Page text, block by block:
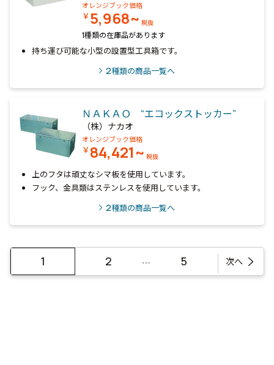
オレンジブック価格
￥5,968~ 税抜
1種類の在庫品があります
持ち運び可能な小型の設置型工具箱です。
2種類の商品一覧へ
ＮＡＫＡＯ “エコックストッカー”
（株）ナカオ
オレンジブック価格
￥84,421~ 税抜
上のフタは頑丈なシマ板を使用しています。
フック、金具類はステンレスを使用しています。
2種類の商品一覧へ
1 2 … 5 次へ